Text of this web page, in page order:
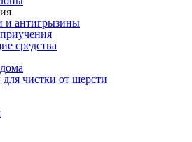
и антигрызины
средства
чистки от шерсти